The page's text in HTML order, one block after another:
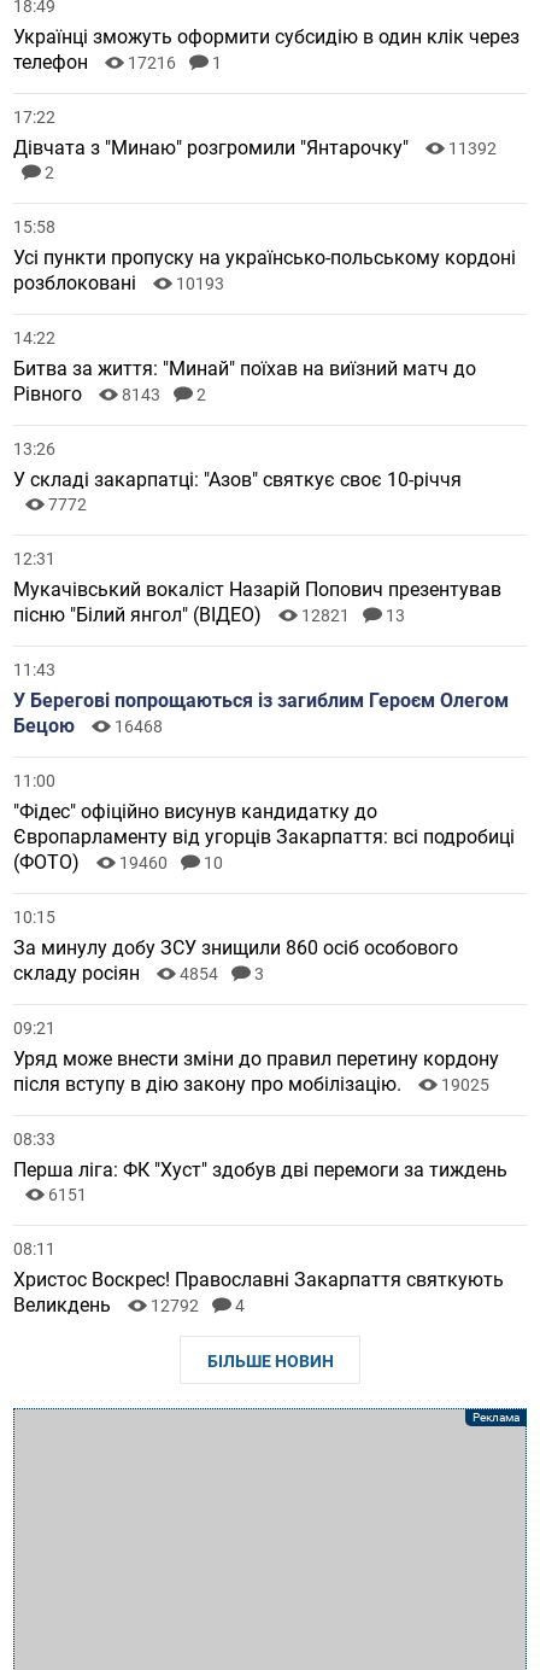
18:49
Українці зможуть оформити субсидію в один клік через
телефон
17216 1
17:22
Дівчата з "Минаю" розгромили "Янтарочку"
11392
2
15:58
Усі пункти пропуску на українсько-польському кордоні
розблоковані
10193
14:22
Битва за життя: "Минай" поїхав на виїзний матч до
Рівного
8143 2
13:26
У складі закарпатці: "Азов" святкує своє 10-річчя
7772
12:31
Мукачівський вокаліст Назарій Попович презентував
пісню "Білий янгол" (ВІДЕО)
12821 13
11:43
У Берегові попрощаються із загиблим Героєм Олегом
Бецою
16468
11:00
"Фідес" офіційно висунув кандидатку до
Європарламенту від угорців Закарпаття: всі подробиці
(ФОТО)
19460 10
10:15
За минулу добу ЗСУ знищили 860 осіб особового
складу росіян
4854 3
09:21
Уряд може внести зміни до правил перетину кордону
після вступу в дію закону про мобілізацію.
19025
08:33
Перша ліга: ФК "Хуст" здобув дві перемоги за тиждень
6151
08:11
Христос Воскрес! Православні Закарпаття святкують
Великдень
12792 4
БІЛЬШЕ НОВИН